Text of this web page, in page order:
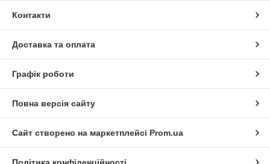
Контакти
Доставка та оплата
Графік роботи
Повна версія сайту
Сайт створено на маркетплейсі Prom.ua